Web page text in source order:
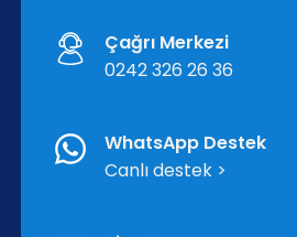
Çağrı Merkezi
0242 326 26 36
WhatsApp Destek
Canlı destek >